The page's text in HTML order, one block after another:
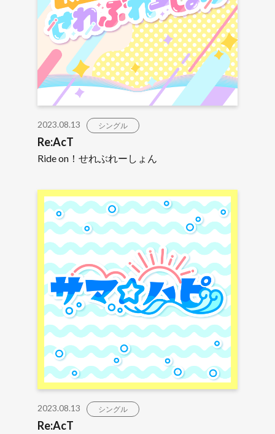
2023.08.13 シングル
Re:AcT
Ride on！せれぶれーしょん
2023.08.13 シングル
Re:AcT